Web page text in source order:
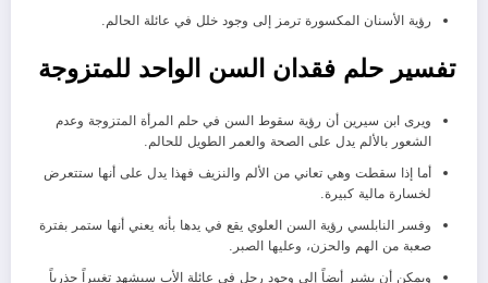
رؤية الأسنان المكسورة ترمز إلى وجود خلل في عائلة الحالم.
تفسير حلم فقدان السن الواحد للمتزوجة
ويرى ابن سيرين أن رؤية سقوط السن في حلم المرأة المتزوجة وعدم
الشعور بالألم يدل على الصحة والعمر الطويل للحالم.
أما إذا سقطت وهي تعاني من الألم والنزيف فهذا يدل على أنها ستتعرض
لخسارة مالية كبيرة.
وفسر النابلسي رؤية السن العلوي يقع في يدها بأنه يعني أنها ستمر بفترة
صعبة من الهم والحزن، وعليها الصبر.
ويمكن أن يشير أيضاً إلى وجود رجل في عائلة الأب سيشهد تغييراً جذرياً